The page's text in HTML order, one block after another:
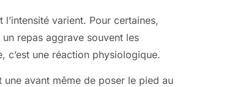
varient. Pour certaines,
un repas aggrave souvent les
c’est une réaction physiologique.
avant même de poser le pied au